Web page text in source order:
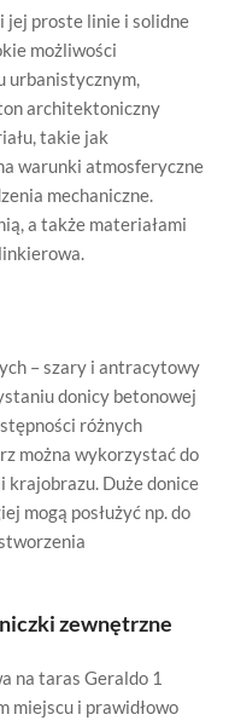
jej proste linie i solidne
możliwości
urbanistycznym,
architektoniczny
takie jak
warunki atmosferyczne
mechaniczne.
a także materiałami
– szary i antracytowy
donicy betonowej
różnych
można wykorzystać do
Duże donice
mogą posłużyć np. do
zewnętrzne
na taras Geraldo 1
miejscu i prawidłowo